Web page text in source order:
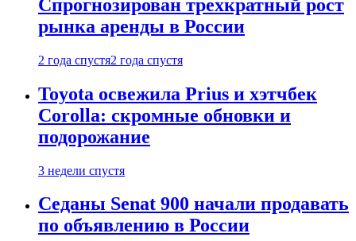
Спрогнозирован трехкратный рост
рынка аренды в России
2 года спустя2 года спустя
Toyota освежила Prius и хэтчбек
Corolla: скромные обновки и
подорожание
3 недели спустя
Седаны Senat 900 начали продавать
по объявлению в России